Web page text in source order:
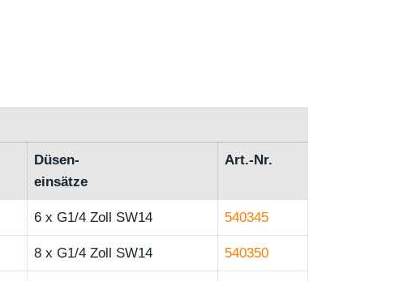
Düsen-
einsätze
Art.-Nr.
6 x G1/4 Zoll SW14 540345
8 x G1/4 Zoll SW14 540350